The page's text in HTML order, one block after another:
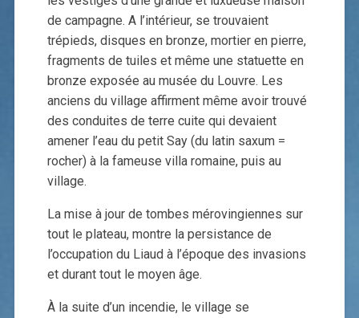
de campagne. A l’intérieur, se trouvaient
trépieds, disques en bronze, mortier en pierre,
fragments de tuiles et même une statuette en
bronze exposée au musée du Louvre. Les
anciens du village affirment même avoir trouvé
des conduites de terre cuite qui devaient
amener l’eau du petit Say (du latin saxum =
rocher) à la fameuse villa romaine, puis au
village.
La mise à jour de tombes mérovingiennes sur
tout le plateau, montre la persistance de
l’occupation du Liaud à l’époque des invasions
et durant tout le moyen âge.
À la suite d’un incendie, le village se